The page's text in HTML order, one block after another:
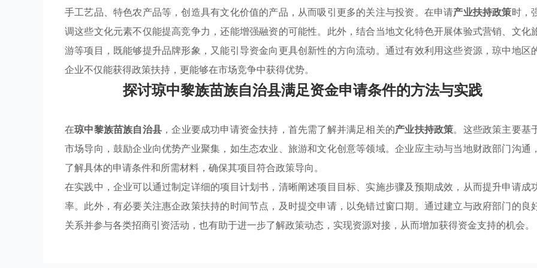
手工艺品、特色农产品等，创造具有文化价值的产品，从而吸引更多的关注与投资。在申请产业扶持政策时，
调这些文化元素不仅能提高竞争力，还能增强融资的可能性。此外，结合当地文化特色开展体验式营销、文化
游等项目，既能够提升品牌形象，又能引导资金向更具创新性的方向流动。通过有效利用这些资源，琼中地区
企业不仅能获得政策扶持，更能够在市场竞争中获得优势。
探讨琼中黎族苗族自治县满足资金申请条件的方法与实践
在琼中黎族苗族自治县 ，企业要成功申请资金扶持，首先需了解并满足相关的产业扶持政策。这些政策主要基
市场导向，鼓励企业向优势产业聚集，如生态农业、旅游和文化创意等领域。企业应主动与当地财政部门沟通，
了解具体的申请条件和所需材料，确保其项目符合政策导向。
在实践中，企业可以通过制定详细的项目计划书，清晰阐述项目目标、实施步骤及预期成效，从而提升申请成
率。此外，有必要关注惠企政策扶持的时间节点，及时提交申请，以免错过窗口期。通过建立与政府部门的良
关系并参与各类招商引资活动，也有助于进一步了解政策动态，实现资源对接，从而增加获得资金支持的机会。